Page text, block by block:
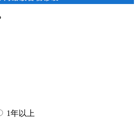
1年以上